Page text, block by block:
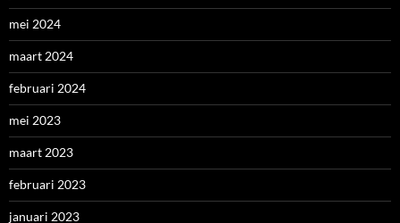
mei 2024
maart 2024
februari 2024
mei 2023
maart 2023
februari 2023
januari 2023